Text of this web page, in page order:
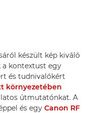
készült kép kiváló
a kontextust egy
és tudnivalókért
környezetében
útmutatónkat. A
és egy Canon RF